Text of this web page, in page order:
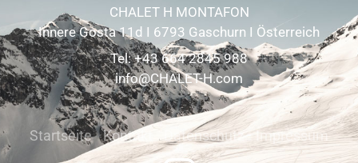
CHALET H MONTAFON
Innere Gosta 11d I 6793 Gaschurn I Österreich
Tel: +43 664 2845 988
info@CHALET-H.com
Startseite Kontakt Datenschutz Impressum